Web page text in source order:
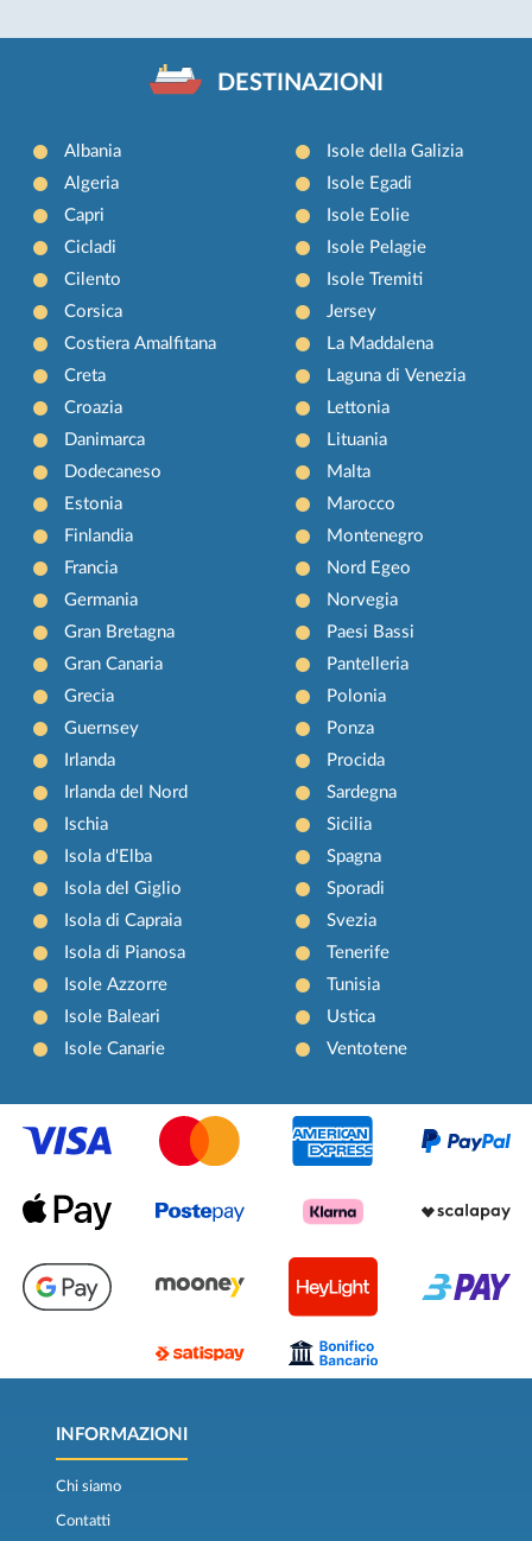
DESTINAZIONI
Albania
Algeria
Capri
Cicladi
Cilento
Corsica
Costiera Amalfitana
Creta
Croazia
Danimarca
Dodecaneso
Estonia
Finlandia
Francia
Germania
Gran Bretagna
Gran Canaria
Grecia
Guernsey
Irlanda
Irlanda del Nord
Ischia
Isola d'Elba
Isola del Giglio
Isola di Capraia
Isola di Pianosa
Isole Azzorre
Isole Baleari
Isole Canarie
Isole della Galizia
Isole Egadi
Isole Eolie
Isole Pelagie
Isole Tremiti
Jersey
La Maddalena
Laguna di Venezia
Lettonia
Lituania
Malta
Marocco
Montenegro
Nord Egeo
Norvegia
Paesi Bassi
Pantelleria
Polonia
Ponza
Procida
Sardegna
Sicilia
Spagna
Sporadi
Svezia
Tenerife
Tunisia
Ustica
Ventotene
INFORMAZIONI
Chi siamo
Contatti